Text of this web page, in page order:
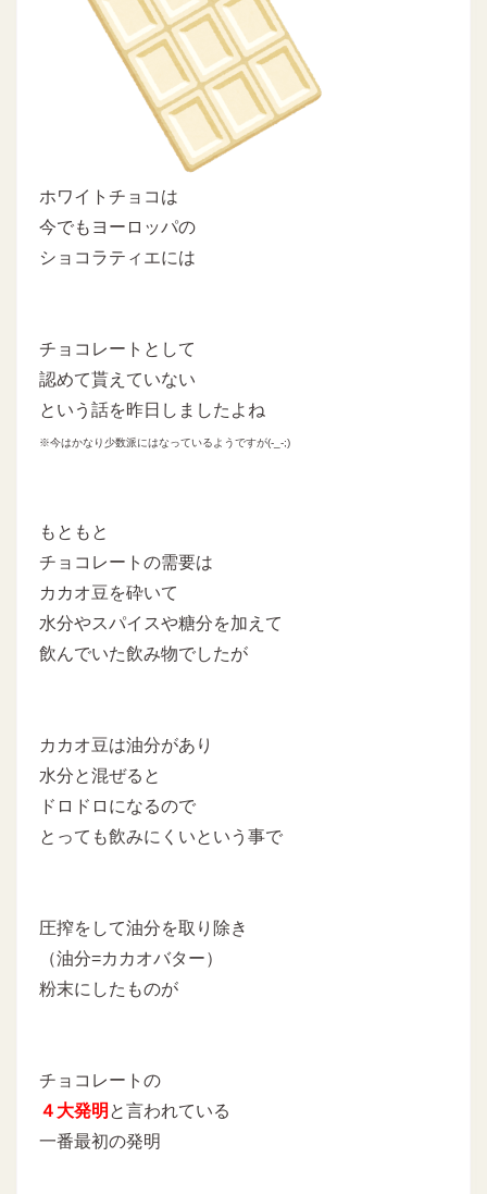
ホワイトチョコは
今でもヨーロッパの
ショコラティエには
チョコレートとして
認めて貰えていない
という話を昨日しましたよね
※今はかなり少数派にはなっているようですが(-_-;)
もともと
チョコレートの需要は
カカオ豆を砕いて
水分やスパイスや糖分を加えて
飲んでいた飲み物でしたが
カカオ豆は油分があり
水分と混ぜると
ドロドロになるので
とっても飲みにくいという事で
圧搾をして油分を取り除き
（油分=カカオバター）
粉末にしたものが
チョコレートの
４大発明 と言われている
一番最初の発明